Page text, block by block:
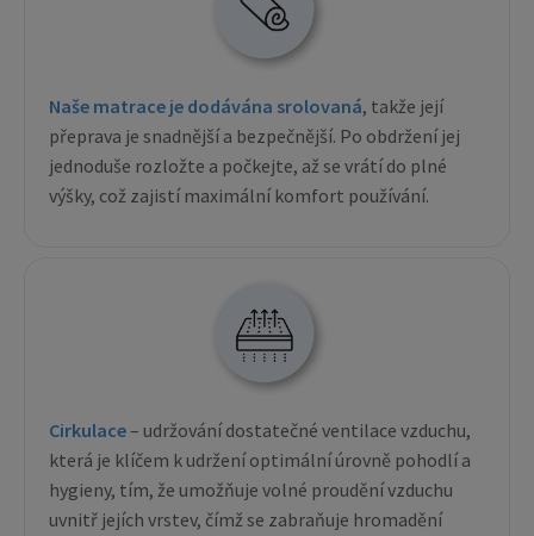
Naše matrace je dodávána srolovaná, takže její
přeprava je snadnější a bezpečnější. Po obdržení jej
jednoduše rozložte a počkejte, až se vrátí do plné
výšky, což zajistí maximální komfort používání.
Cirkulace– udržování dostatečné ventilace vzduchu,
která je klíčem k udržení optimální úrovně pohodlí a
hygieny, tím, že umožňuje volné proudění vzduchu
uvnitř jejích vrstev, čímž se zabraňuje hromadění